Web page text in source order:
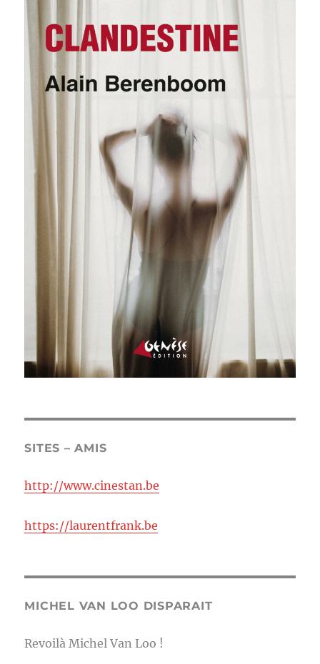
SITES – AMIS
http://www.cinestan.be
https://laurentfrank.be
MICHEL VAN LOO DISPARAIT
Revoilà Michel Van Loo !